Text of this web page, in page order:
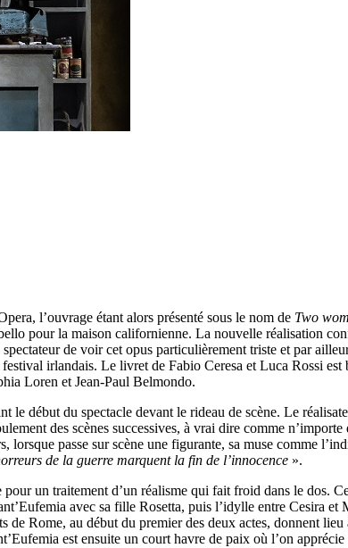
l’ouvrage étant alors présenté sous le nom de Two
pour la maison californienne. La nouvelle réalisation
de voir cet opus particulièrement triste et par
irlandais. Le livret de Fabio Ceresa et Luca Rossi
Loren et Jean-Paul Belmondo.
début du spectacle devant le rideau de scène. Le
des scènes successives, à vrai dire comme
passe sur scène une figurante, sa muse comme
de la guerre marquent la fin de l’innocence ».
un traitement d’un réalisme qui fait froid dans le dos.
avec sa fille Rosetta, puis l’idylle entre Cesira et
Rome, au début du premier des deux actes, donnent
est ensuite un court havre de paix où l’on